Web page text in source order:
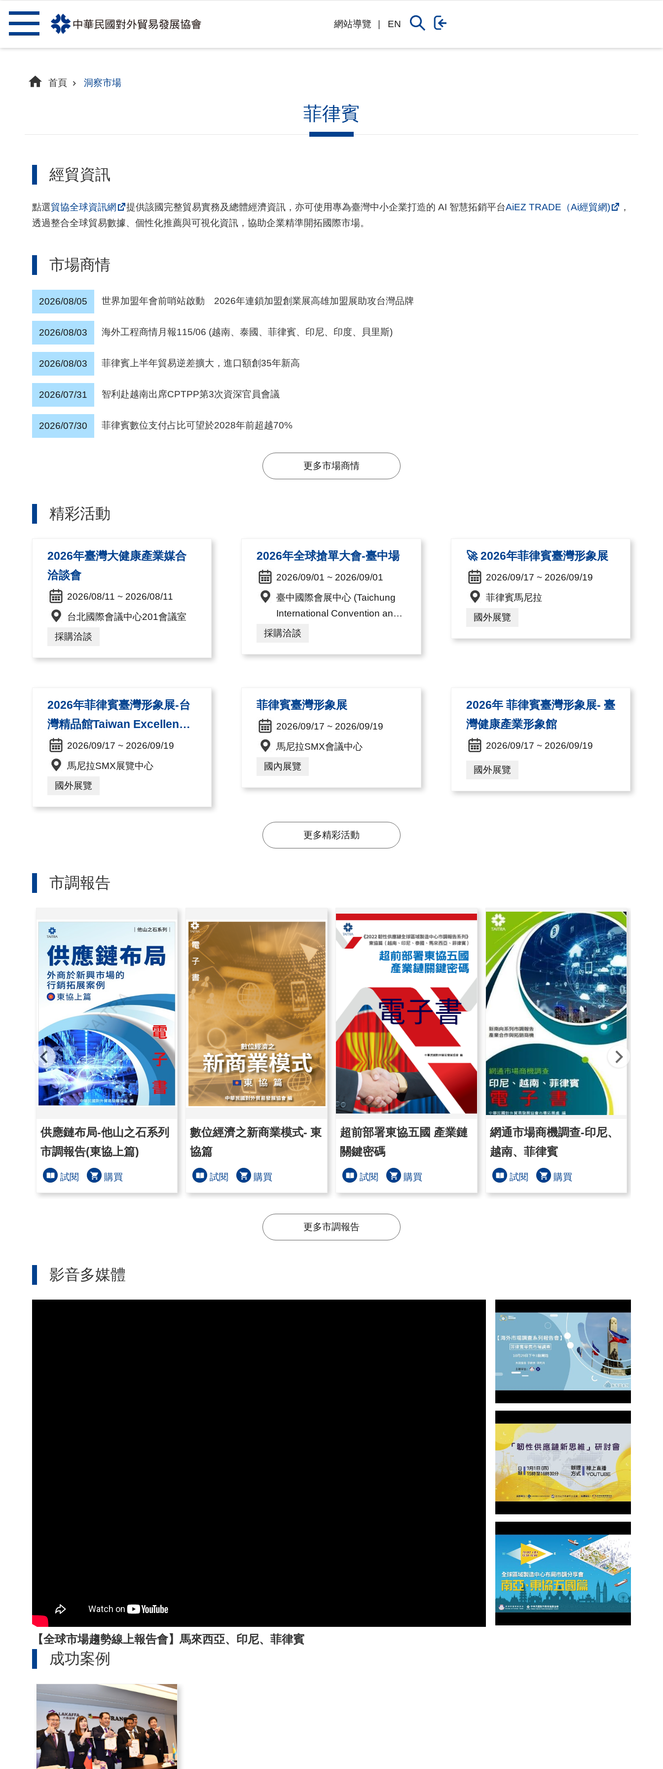
跳到主要內容區塊
網站導覽 EN
首頁 洞察市場
菲律賓
經貿資訊
點選貿協全球資訊網 提供該國完整貿易實務及總體經濟資訊，亦可使用專為臺灣中小企業打造的 AI 智慧拓銷平台AiEZ TRADE（Ai經貿網)
，
透過整合全球貿易數據、個性化推薦與可視化資訊，協助企業精準開拓國際市場。
市場商情
2026/08/05 世界加盟年會前哨站啟動 2026年連鎖加盟創業展高雄加盟展助攻台灣品牌
2026/08/03 海外工程商情月報115/06 (越南、泰國、菲律賓、印尼、印度、貝里斯)
2026/08/03 菲律賓上半年貿易逆差擴大，進口額創35年新高
2026/07/31 智利赴越南出席CPTPP第3次資深官員會議
2026/07/30 菲律賓數位支付占比可望於2028年前超越70%
更多市場商情
精彩活動
2026年臺灣大健康產業媒合
洽談會
2026/08/11 ~ 2026/08/11
台北國際會議中心201會議室
採購洽談
2026年全球搶單大會-臺中場
2026/09/01 ~ 2026/09/01
臺中國際會展中心 (Taichung
International Convention and
Exhibition Center) 地址：407
採購洽談
🚀 2026年菲律賓臺灣形象展
2026/09/17 ~ 2026/09/19
菲律賓馬尼拉
國外展覽
2026年菲律賓臺灣形象展-台
灣精品館Taiwan Excellence
Pavilion
2026/09/17 ~ 2026/09/19
馬尼拉SMX展覽中心
國外展覽
菲律賓臺灣形象展
2026/09/17 ~ 2026/09/19
馬尼拉SMX會議中心
國內展覽
2026年 菲律賓臺灣形象展- 臺
灣健康產業形象館
2026/09/17 ~ 2026/09/19
國外展覽
更多精彩活動
市調報告
供應鏈布局-他山之石系列
市調報告(東協上篇)
試閱 購買
數位經濟之新商業模式- 東
協篇
試閱 購買
超前部署東協五國 產業鏈
關鍵密碼
試閱 購買
網通市場商機調查-印尼、
越南、菲律賓
試閱 購買
更多市調報告
影音多媒體
【全球市場趨勢線上報告會】馬來西亞、印尼、菲律賓
成功案例